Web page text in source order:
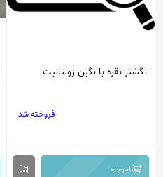
انگشتر نقره با نگین زولتانیت
فروخته شد
ناموجود